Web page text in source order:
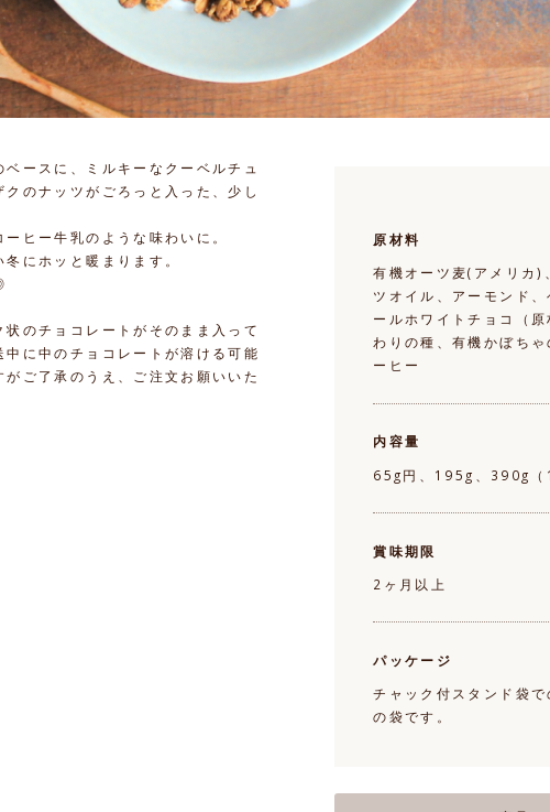
ースに、ミルキーなクーベルチュ
のナッツがごろっと入った、少し
ヒー牛乳のような味わいに。
にホッと暖まります。
のチョコレートがそのまま入って
に中のチョコレートが溶ける可能
ご了承のうえ、ご注文お願いいた
原材料
有機オーツ麦(アメリカ)
ツオイル、アーモンド
ールホワイトチョコ（
わりの種、有機かぼち
ーヒー
内容量
65g円、195g、390g（
賞味期限
2ヶ月以上
パッケージ
チャック付スタンド袋
の袋です。